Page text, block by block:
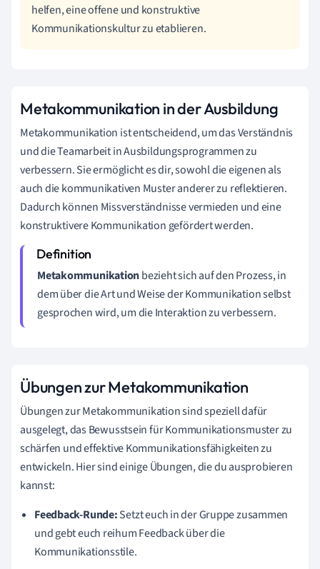
helfen, eine offene und konstruktive
Kommunikationskultur zu etablieren.
Metakommunikation in der Ausbildung
Metakommunikation ist entscheidend, um das Verständnis
und die Teamarbeit in Ausbildungsprogrammen zu
verbessern. Sie ermöglicht es dir, sowohl die eigenen als
auch die kommunikativen Muster anderer zu reflektieren.
Dadurch können Missverständnisse vermieden und eine
konstruktivere Kommunikation gefördert werden.
Metakommunikationbezieht sich auf den Prozess, in
dem über die Art und Weise der Kommunikation selbst
gesprochen wird, um die Interaktion zu verbessern.
Übungen zur Metakommunikation
Übungen zur Metakommunikation sind speziell dafür
ausgelegt, das Bewusstsein für Kommunikationsmuster zu
schärfen und effektive Kommunikationsfähigkeiten zu
entwickeln. Hier sind einige Übungen, die du ausprobieren
kannst:
Feedback-Runde:Setzt euch in der Gruppe zusammen
und gebt euch reihum Feedback über die
Kommunikationsstile.